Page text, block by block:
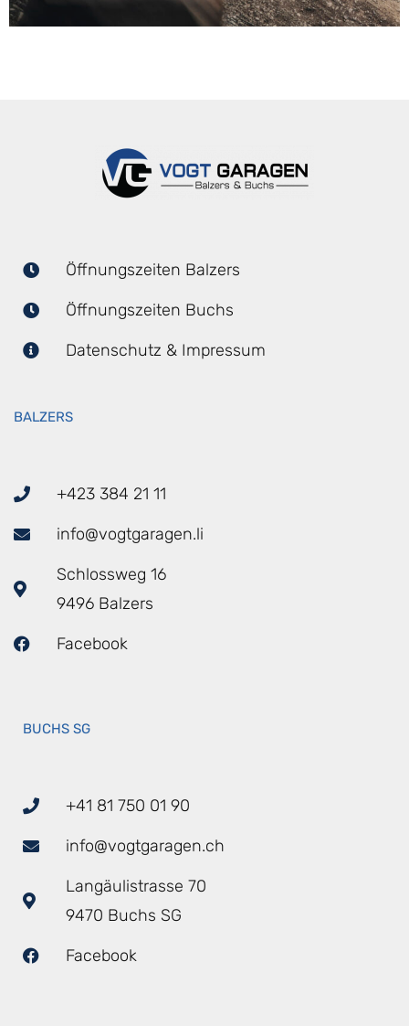
Öffnungszeiten Balzers
Öffnungszeiten Buchs
Datenschutz & Impressum
BALZERS
+423 384 21 11
info@vogtgaragen.li
Schlossweg 16
9496 Balzers
Facebook
BUCHS SG
+41 81 750 01 90
info@vogtgaragen.ch
Langäulistrasse 70
9470 Buchs SG
Facebook